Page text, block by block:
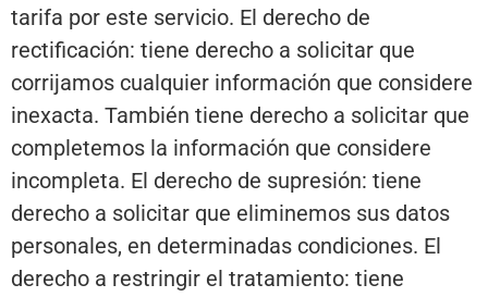
tarifa por este servicio. El derecho de
rectificación: tiene derecho a solicitar que
corrijamos cualquier información que considere
inexacta. También tiene derecho a solicitar que
completemos la información que considere
incompleta. El derecho de supresión: tiene
derecho a solicitar que eliminemos sus datos
personales, en determinadas condiciones. El
derecho a restringir el tratamiento: tiene